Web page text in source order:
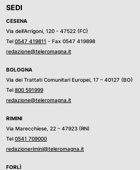
SEDI
CESENA
Via dell’Arrigoni, 120 - 47522 (FC)
Tel 0547 419811 - Fax 0547 419898
redazione@teleromagna.it
BOLOGNA
Via dei Trattati Comunitari Europei, 17 – 40127 (BO)
Tel 800 591999
redazione@teleromagna.it
RIMINI
Via Marecchiese, 22 – 47923 (RN)
Tel 0541 709000
redazionerimini@teleromagna.it
FORLÌ